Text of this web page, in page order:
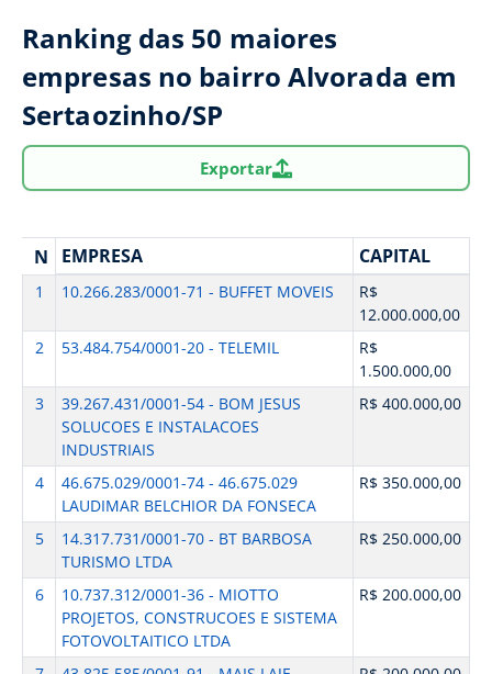
Ranking das 50 maiores
empresas no bairro Alvorada em
Sertaozinho/SP
Exportar
N EMPRESA CAPITAL
1 10.266.283/0001-71 - BUFFET MOVEIS
R$
12.000.000,00
2
53.484.754/0001-20 - TELEMIL
R$
1.500.000,00
3
39.267.431/0001-54 - BOM JESUS
SOLUCOES E INSTALACOES
INDUSTRIAIS
R$ 400.000,00
4
46.675.029/0001-74 - 46.675.029
LAUDIMAR BELCHIOR DA FONSECA
R$ 350.000,00
5
14.317.731/0001-70 - BT BARBOSA
TURISMO LTDA
R$ 250.000,00
6
10.737.312/0001-36 - MIOTTO
PROJETOS, CONSTRUCOES E SISTEMA
FOTOVOLTAITICO LTDA
R$ 200.000,00